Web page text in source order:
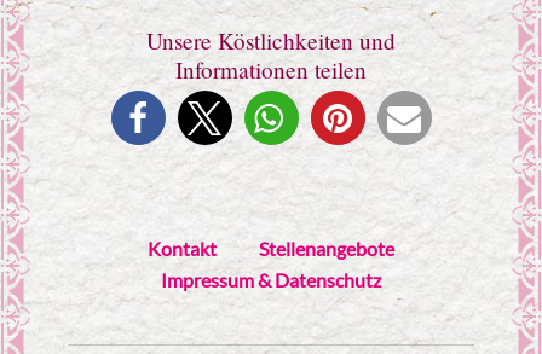
Unsere Köstlichkeiten und
Informationen teilen
Kontakt
Stellenangebote
Impressum & Datenschutz